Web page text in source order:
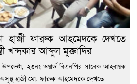
হাজী ফারুক আহমেদকে দেখতে
খন্দকার আব্দুল মুক্তাদির
২৩নং ওয়ার্ড বিএনপির সাবেক আহ্বায়ক
অসুস্থ হাজী মো. ফারুক আহমেদকে দেখতে